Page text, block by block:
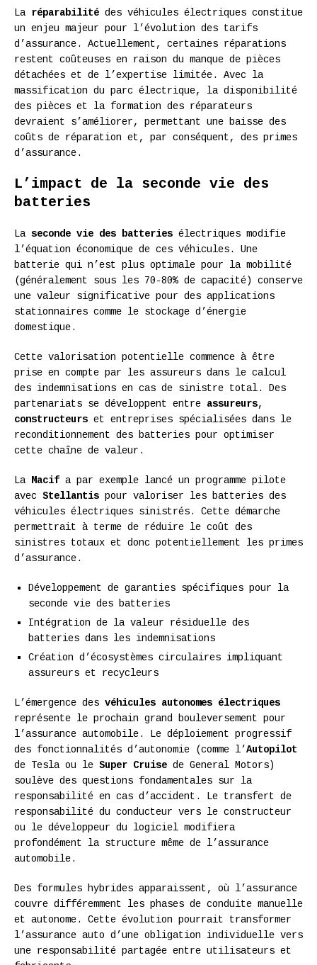
La réparabilité des véhicules électriques constitue
un enjeu majeur pour l’évolution des tarifs
d’assurance. Actuellement, certaines réparations
restent coûteuses en raison du manque de pièces
détachées et de l’expertise limitée. Avec la
massification du parc électrique, la disponibilité
des pièces et la formation des réparateurs
devraient s’améliorer, permettant une baisse des
coûts de réparation et, par conséquent, des primes
d’assurance.
L’impact de la seconde vie des
batteries
La seconde vie des batteries électriques modifie
l’équation économique de ces véhicules. Une
batterie qui n’est plus optimale pour la mobilité
(généralement sous les 70-80% de capacité) conserve
une valeur significative pour des applications
stationnaires comme le stockage d’énergie
domestique.
Cette valorisation potentielle commence à être
prise en compte par les assureurs dans le calcul
des indemnisations en cas de sinistre total. Des
partenariats se développent entre assureurs,
constructeurs et entreprises spécialisées dans le
reconditionnement des batteries pour optimiser
cette chaîne de valeur.
La Macif a par exemple lancé un programme pilote
avec Stellantis pour valoriser les batteries des
véhicules électriques sinistrés. Cette démarche
permettrait à terme de réduire le coût des
sinistres totaux et donc potentiellement les primes
d’assurance.
Développement de garanties spécifiques pour la
seconde vie des batteries
Intégration de la valeur résiduelle des
batteries dans les indemnisations
Création d’écosystèmes circulaires impliquant
assureurs et recycleurs
L’émergence des véhicules autonomes électriques
représente le prochain grand bouleversement pour
l’assurance automobile. Le déploiement progressif
des fonctionnalités d’autonomie (comme l’Autopilot
de Tesla ou le Super Cruise de General Motors)
soulève des questions fondamentales sur la
responsabilité en cas d’accident. Le transfert de
responsabilité du conducteur vers le constructeur
ou le développeur du logiciel modifiera
profondément la structure même de l’assurance
automobile.
Des formules hybrides apparaissent, où l’assurance
couvre différemment les phases de conduite manuelle
et autonome. Cette évolution pourrait transformer
l’assurance auto d’une obligation individuelle vers
une responsabilité partagée entre utilisateurs et